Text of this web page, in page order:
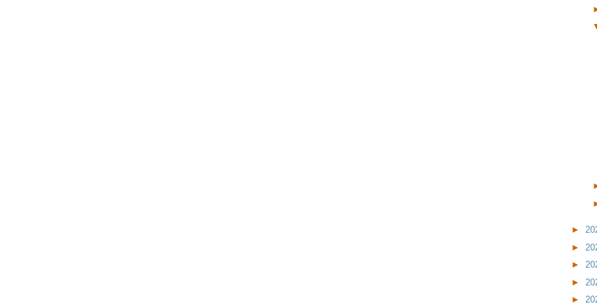
►
►
►
►
►